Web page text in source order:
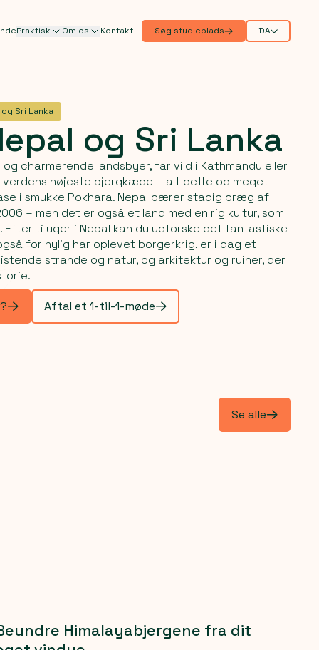
Praktisk Om os Kontakt Søg studieplads DA
Sri Lanka
og Sri Lanka
charmerende landsbyer, far vild i Kathmandu eller
højeste bjergkæde – alt dette og meget
i smukke Pokhara. Nepal bærer stadig præg af
– men det er også et land med en rig kultur, som
Efter ti uger i Nepal kan du udforske det fantastiske
for nylig har oplevet borgerkrig, er i dag et
strande og natur, og arkitektur og ruiner, der
Aftal et 1-til-1-møde
Se alle
Himalayabjergene fra dit